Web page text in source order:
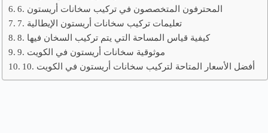
6. المحترفون المتخصصون في تركيب سخانات أريستون
7. تعليمات تركيب سخانات أريستون الإيطالية
8. كيفية قياس المساحة التي يتم تركيب السخان فيها
9. موثوقية سخانات أريستون في الكويت
10. أفضل الأسعار المتاحة لتركيب سخانات أريستون في الكويت